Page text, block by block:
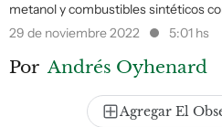
metanol y combustibles sintéticos
29 de noviembre 2022
5:01 hs
Por Andrés Oyhenard
Agregar El